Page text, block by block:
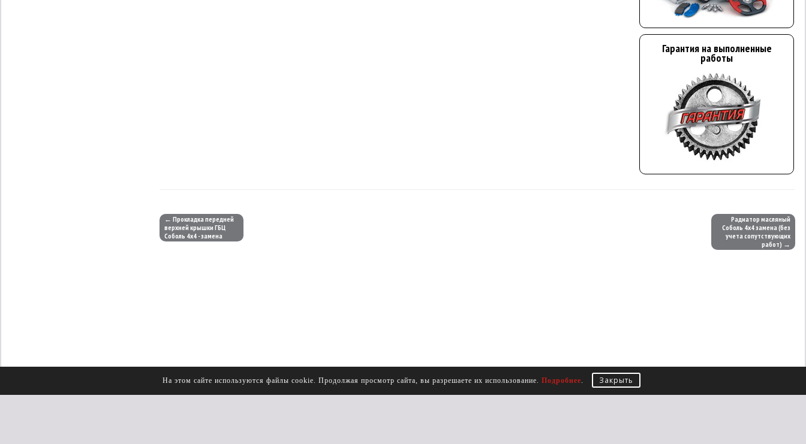
Гарантия на выполненные
работы
← Прокладка передней
верхней крышки ГБЦ
Соболь 4х4 - замена
Радиатор масляный
Соболь 4х4 замена (без
учета сопутствующих
работ) →
На этом сайте используются файлы cookie. Продолжая просмотр сайта, вы разрешаете их использование. Подробнее. Закрыть